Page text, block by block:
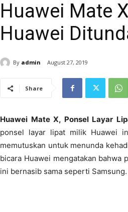
Huawei Mate
Huawei
By admin August 27, 2019
Share
Huawei Mate X, Ponsel Layar
ponsel layar lipat milik Huawei
memutuskan untuk menunda
bicara Huawei mengatakan
ini bernasib sama seperti Samsung.